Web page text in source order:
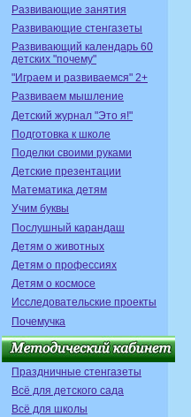
Развивающие занятия
Развивающие стенгазеты
Развивающий календарь 60
детских "почему"
"Играем и развиваемся" 2+
Развиваем мышление
Детский журнал "Это я!"
Подготовка к школе
Поделки своими руками
Детские презентации
Математика детям
Учим буквы
Послушный карандаш
Детям о животных
Детям о профессиях
Детям о космосе
Исследовательские проекты
Почемучка
Праздничные стенгазеты
Всё для детского сада
Всё для школы